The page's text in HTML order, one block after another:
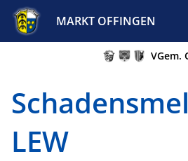
MARKT OFFINGEN
VGem.
LEW